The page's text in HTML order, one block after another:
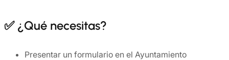
✅ ¿Qué necesitas?
Presentar un formulario en el Ayuntamiento